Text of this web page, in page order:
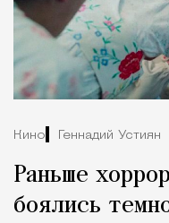
Кино Геннадий Устиян
Раньше
боялись